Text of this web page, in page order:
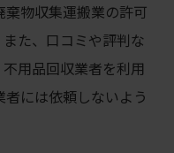
物収集運搬業の許可
た、口コミや評判な
用品回収業者を利用
には依頼しないよう